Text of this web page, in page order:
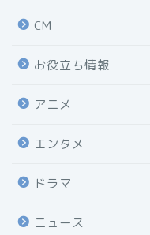
CM
お役立ち情報
アニメ
エンタメ
ドラマ
ニュース